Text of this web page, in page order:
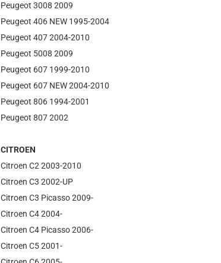
Peugeot 3008 2009
Peugeot 406 NEW 1995-2004
Peugeot 407 2004-2010
Peugeot 5008 2009
Peugeot 607 1999-2010
Peugeot 607 NEW 2004-2010
Peugeot 806 1994-2001
Peugeot 807 2002
CITROEN
Citroen C2 2003-2010
Citroen C3 2002-UP
Citroen C3 Picasso 2009-
Citroen C4 2004-
Citroen C4 Picasso 2006-
Citroen C5 2001-